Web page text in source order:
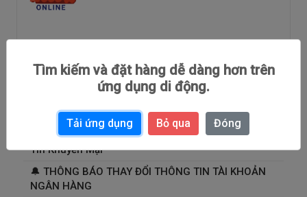
Chia sẻ kinh nghiệm
Xu hướng thời trang
Tin Khuyến Mại
🔔 THÔNG BÁO THAY ĐỔI THÔNG TIN TÀI KHOẢN
NGÂN HÀNG
Tìm kiếm và đặt hàng dễ dàng hơn trên
ứng dụng di động.
Tải ứng dụng Bỏ qua Đóng